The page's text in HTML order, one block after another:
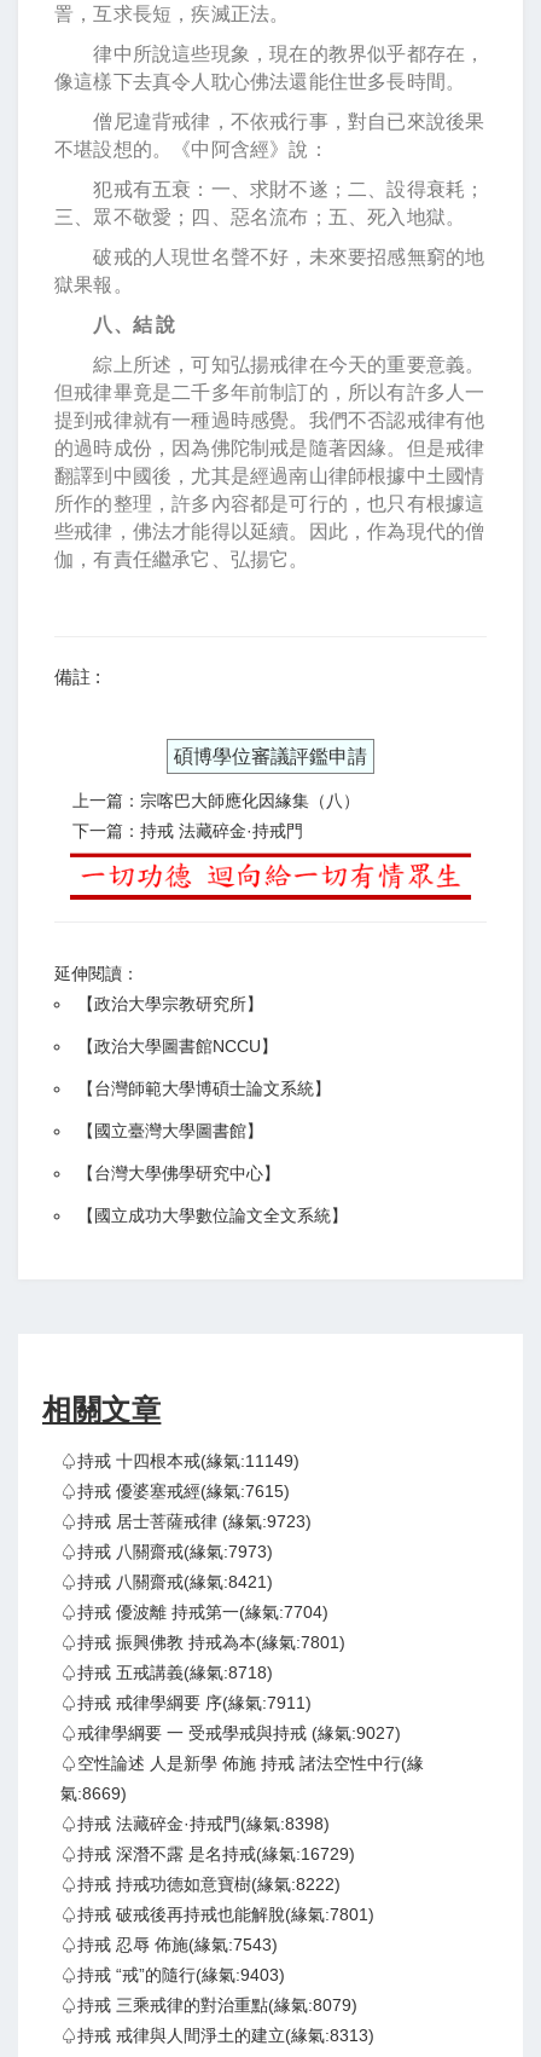
詈，互求長短，疾滅正法。
律中所說這些現象，現在的教界似乎都存在，
像這樣下去真令人耽心佛法還能住世多長時間。
僧尼違背戒律，不依戒行事，對自已來說後果
不堪設想的。《中阿含經》說：
犯戒有五衰：一、求財不遂；二、設得衰耗；
三、眾不敬愛；四、惡名流布；五、死入地獄。
破戒的人現世名聲不好，未來要招感無窮的地
獄果報。
八、結 說
綜上所述，可知弘揚戒律在今天的重要意義。
但戒律畢竟是二千多年前制訂的，所以有許多人一
提到戒律就有一種過時感覺。我們不否認戒律有他
的過時成份，因為佛陀制戒是隨著因緣。但是戒律
翻譯到中國後，尤其是經過南山律師根據中土國情
所作的整理，許多內容都是可行的，也只有根據這
些戒律，佛法才能得以延續。因此，作為現代的僧
伽，有責任繼承它、弘揚它。
備註 :
碩博學位審議評鑑申請
上一篇：宗喀巴大師應化因緣集（八）
下一篇：持戒 法藏碎金·持戒門
延伸閱讀：
【政治大學宗教研究所】
【政治大學圖書館NCCU】
【台灣師範大學博碩士論文系統】
【 國立臺灣大學圖書館】
【台灣大學佛學研究中心】
【 國立成功大學數位論文全文系統】
相關文章
♤持戒 十四根本戒(緣氣:11149)
♤持戒 優婆塞戒經(緣氣:7615)
♤持戒 居士菩薩戒律 (緣氣:9723)
♤持戒 八關齋戒(緣氣:7973)
♤持戒 八關齋戒(緣氣:8421)
♤持戒 優波離 持戒第一(緣氣:7704)
♤持戒 振興佛教 持戒為本(緣氣:7801)
♤持戒 五戒講義(緣氣:8718)
♤持戒 戒律學綱要 序(緣氣:7911)
♤戒律學綱要 一 受戒學戒與持戒 (緣氣:9027)
♤空性論述 人是新學 佈施 持戒 諸法空性中行(緣
氣:8669)
♤持戒 法藏碎金·持戒門(緣氣:8398)
♤持戒 深潛不露 是名持戒(緣氣:16729)
♤持戒 持戒功德如意寶樹(緣氣:8222)
♤持戒 破戒後再持戒也能解脫(緣氣:7801)
♤持戒 忍辱 佈施(緣氣:7543)
♤持戒 “戒”的隨行(緣氣:9403)
♤持戒 三乘戒律的對治重點(緣氣:8079)
♤持戒 戒律與人間淨土的建立(緣氣:8313)